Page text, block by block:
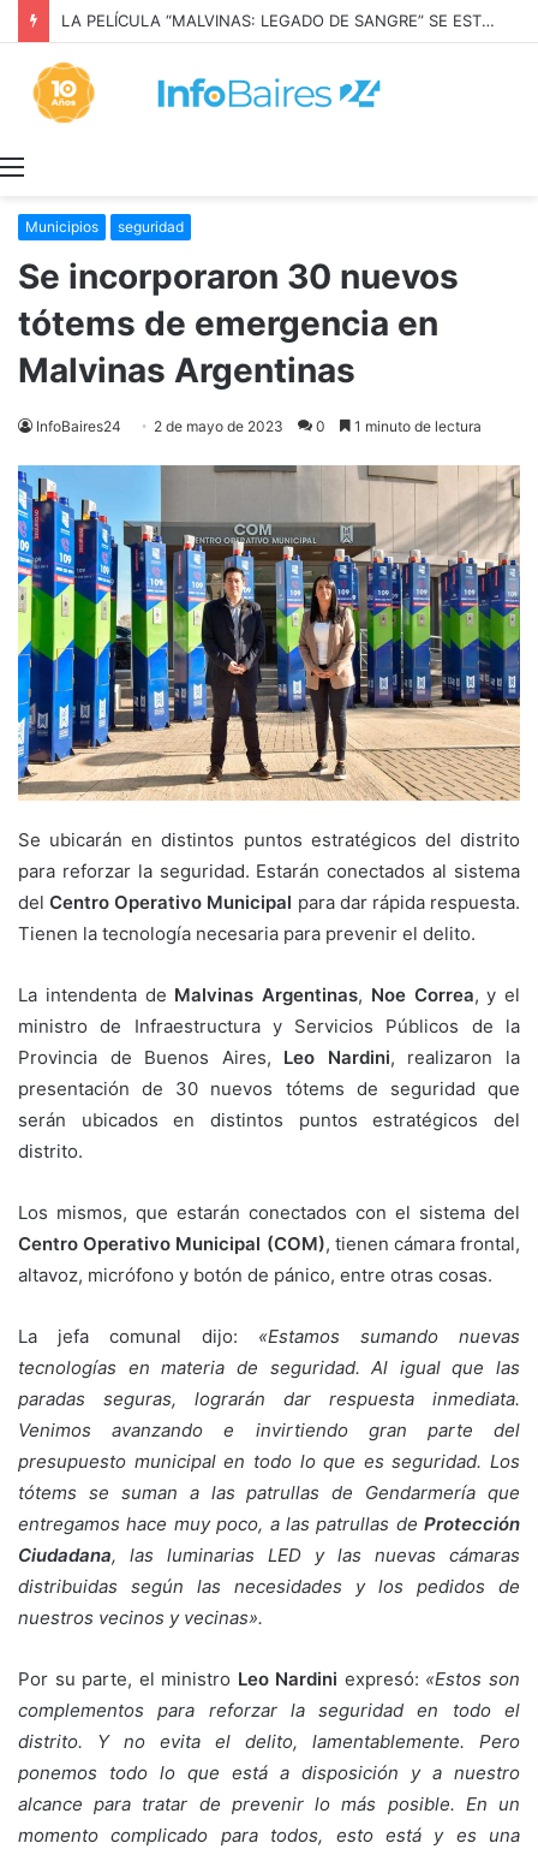
LA PELÍCULA “MALVINAS: LEGADO DE SANGRE” SE ESTRENARÁ EN PRIME VIDEO
Municipios seguridad
Se incorporaron 30 nuevos
tótems de emergencia en
Malvinas Argentinas
InfoBaires24 2 de mayo de 2023 0 1 minuto de lectura
Se ubicarán en distintos puntos estratégicos del distrito
para reforzar la seguridad. Estarán conectados al sistema
delCentro Operativo Municipal para dar rápida respuesta.
Tienen la tecnología necesaria para prevenir el delito.
La intendenta de Malvinas Argentinas, Noe Correa, y el
ministro de Infraestructura y Servicios Públicos de la
Provincia de Buenos Aires, Leo Nardini, realizaron la
presentación de 30 nuevos tótems de seguridad que
serán ubicados en distintos puntos estratégicos del
distrito.
Los mismos, que estarán conectados con el sistema del
Centro Operativo Municipal (COM), tienen cámara frontal,
altavoz, micrófono y botón de pánico, entre otras cosas.
La jefa comunal dijo: «Estamos sumando nuevas
tecnologías en materia de seguridad. Al igual que las
paradas seguras, lograrán dar respuesta inmediata.
Venimos avanzando e invirtiendo gran parte del
presupuesto municipal en todo lo que es seguridad. Los
tótems se suman a las patrullas de Gendarmería que
entregamos hace muy poco, a las patrullas de Protección
Ciudadana, las luminarias LED y las nuevas cámaras
distribuidas según las necesidades y los pedidos de
nuestros vecinos y vecinas».
Por su parte, el ministro Leo Nardini expresó: «Estos son
complementos para reforzar la seguridad en todo el
distrito. Y no evita el delito, lamentablemente. Pero
ponemos todo lo que está a disposición y a nuestro
alcance para tratar de prevenir lo más posible. En un
momento complicado para todos, esto está y es una